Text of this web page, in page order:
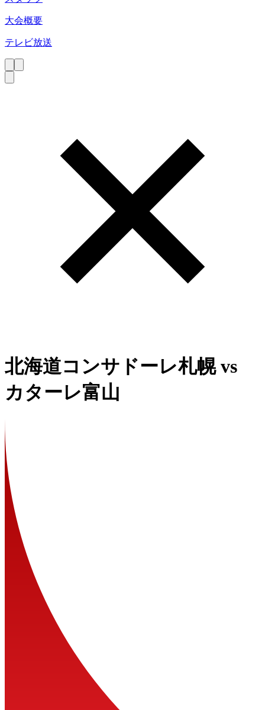
大会概要
テレビ放送
北海道コンサドーレ札幌vs
カターレ富山